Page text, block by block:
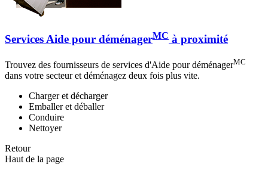
Services Aide pour déménagerMC à proximité
Trouvez des fournisseurs de services d'Aide pour déménagerMC
dans votre secteur et déménagez deux fois plus vite.
Charger et décharger
Emballer et déballer
Conduire
Nettoyer
Retour
Haut de la page